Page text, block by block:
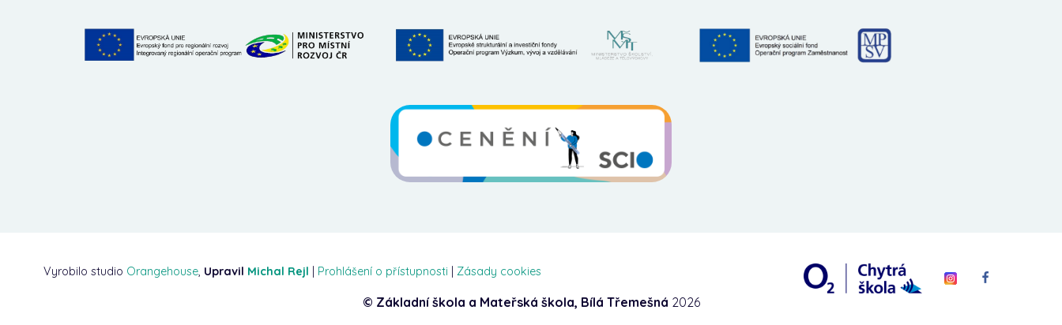
Vyrobilo studio Orangehouse, Upravil Michal Rejl Prohlášení o přístupnosti |Zásady cookies
© Základní škola a Mateřská škola, Bílá Třemešná 2026